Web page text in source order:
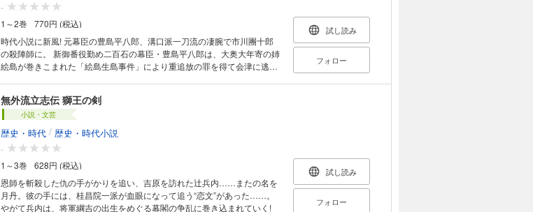
-
1～2巻
770円 (税込)
時代小説に新風! 元幕臣の豊島平八郎、溝口派一刀流の凄腕で市川團十郎
の殺陣師に。 新御番役勤め二百石の幕臣・豊島平八郎は、大奥大年寄の姉
絵島が巻きこまれた「絵島生島事件」により重追放の罪を得て会津に逃
目市川團十郎の殺陣師となった平八郎は……。
試し読み
フォロー
無外流立志伝 獅王の剣
小説・文芸
歴史・時代 / 歴史・時代小説
-
1～3巻
628円 (税込)
恩師を斬殺した仇の手がかりを追い、吉原を訪れた辻兵内……またの名を
月丹。彼の手には、桂昌院一派が血眼になって追う“恋文”があった……。
やがて兵内は、将軍綱吉の出生をめぐる幕閣の争乱に巻き込まれていく!
試し読み
フォロー